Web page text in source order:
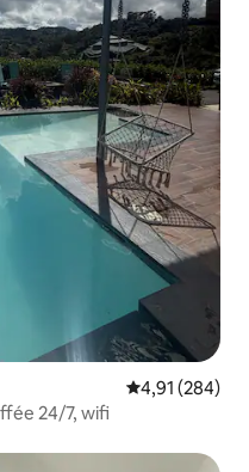
Évaluation
4,91 (284)
24/7, wifi